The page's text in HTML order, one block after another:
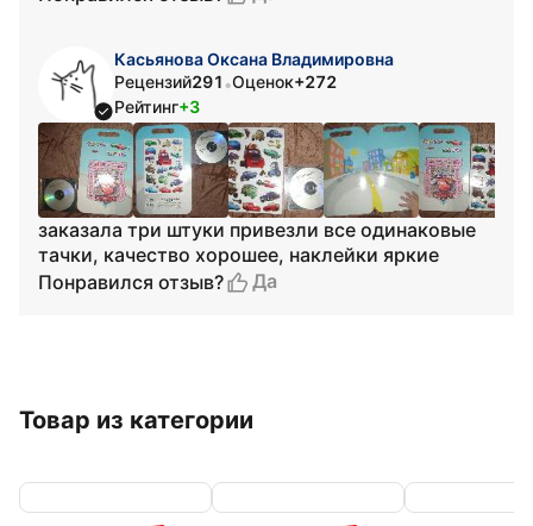
Касьянова Оксана Владимировна
Рецензий291 •Оценок+272
Рейтинг+3
заказала три штуки привезли все одинаковые
тачки, качество хорошее, наклейки яркие
Понравился отзыв?
Да
Товар из категории